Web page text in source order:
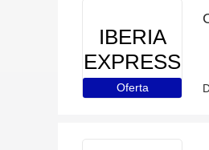
IBERIA
EXPRESS
Oferta